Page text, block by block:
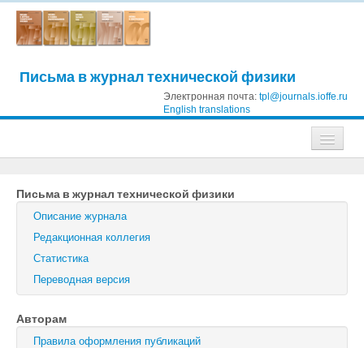
Письма в журнал технической физики
Электронная почта: tpl@journals.ioffe.ru
English translations
Журнал технической физики
Письма в Журнал технической физики
Физика твердого тела
Физика и техника полупроводников
Оптика и спектроскопия
Письма в журнал технической физики
Описание журнала
Редакционная коллегия
Статистика
Переводная версия
Авторам
Правила оформления публикаций